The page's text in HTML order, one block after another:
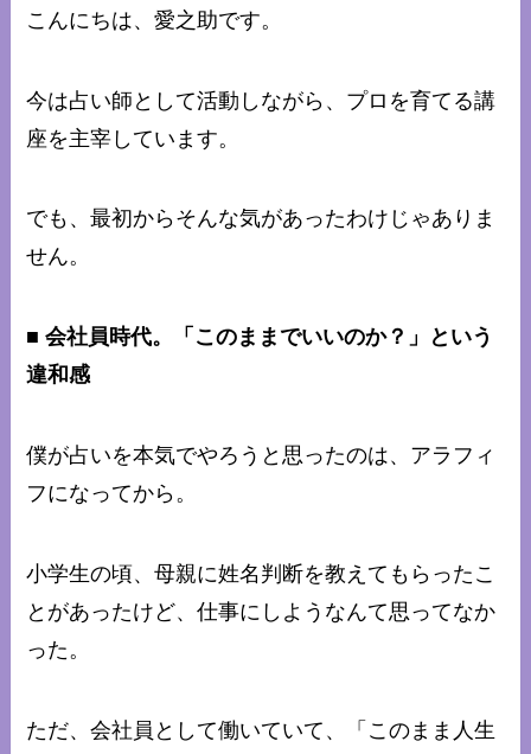
こんにちは、愛之助です。
今は占い師として活動しながら、プロを育てる講
座を主宰しています。
でも、最初からそんな気があったわけじゃありま
せん。
■ 会社員時代。「このままでいいのか？」という
違和感
僕が占いを本気でやろうと思ったのは、アラフィ
フになってから。
小学生の頃、母親に姓名判断を教えてもらったこ
とがあったけど、仕事にしようなんて思ってなか
った。
ただ、会社員として働いていて、「このまま人生